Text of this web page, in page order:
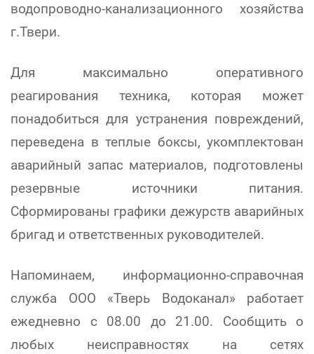
водопроводно-канализационного хозяйства
г.Твери.
Для максимально оперативного
реагирования техника, которая может
понадобиться для устранения повреждений,
переведена в теплые боксы, укомплектован
аварийный запас материалов, подготовлены
резервные источники питания.
Сформированы графики дежурств аварийных
бригад и ответственных руководителей.
Напоминаем, информационно-справочная
служба ООО «Тверь Водоканал» работает
ежедневно с 08.00 до 21.00. Сообщить о
любых неисправностях на сетях